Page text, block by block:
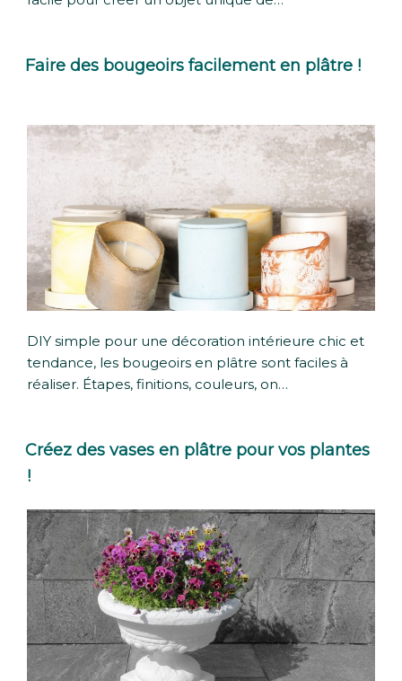
Faire des bougeoirs facilement en plâtre !
DIY simple pour une décoration intérieure chic et
tendance, les bougeoirs en plâtre sont faciles à
réaliser. Étapes, finitions, couleurs, on…
Créez des vases en plâtre pour vos plantes
!